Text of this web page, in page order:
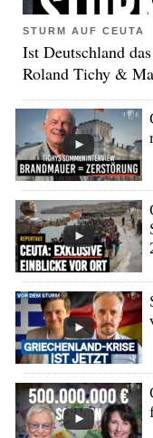
STURM AUF CEUTA
Ist Deutschland
Roland Tichy &